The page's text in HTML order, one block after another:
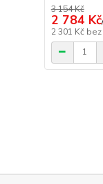
3 154 Kč
2 784 Kč/
2 301 Kč bez